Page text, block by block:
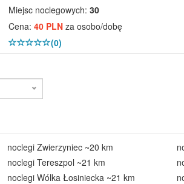
Miejsc noclegowych: 30
Cena: 40 PLNza osobo/dobę
(0)
noclegi Zwierzyniec ~20 km
noclegi Tereszpol ~21 km
noclegi Wólka Łosiniecka ~21 km